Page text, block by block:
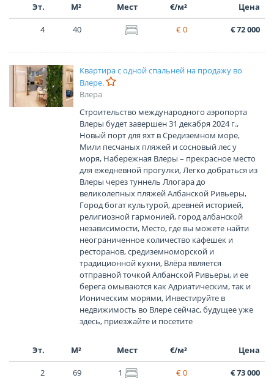
Эт. М² Мест €/м² Цена
4 40 € 0 € 72 000
Квартира с одной спальней на продажу во
Влере.
Влера
Строительство международного аэропорта
Влеры будет завершен 31 декабря 2024 г.,
Новый порт для яхт в Средиземном море,
Мили песчаных пляжей и сосновый лес у
моря, Набережная Влеры – прекрасное место
для ежедневной прогулки, Легко добраться из
Влеры через туннель Ллогара до
великолепных пляжей Албанской Ривьеры,
Город богат культурой, древней историей,
религиозной гармонией, город албанской
независимости, Место, где вы можете найти
неограниченное количество кафешек и
ресторанов, средиземноморской и
традиционной кухни, Влёра является
отправной точкой Албанской Ривьеры, и ее
берега омываются как Адриатическим, так и
Ионическим морями, Инвестируйте в
недвижимость во Влере сейчас, будущее уже
здесь, приезжайте и посетите
Эт. М² Мест €/м² Цена
2 69 1 € 0 € 73 000